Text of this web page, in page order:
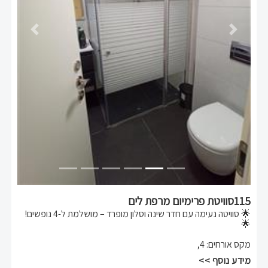
Previous Next
115סוויטת פרימיום מרפת לים
🌟 סוויטה נעימה עם חדר שינה וסלון מופרד – מושלמת ל-4 נופשים!
🌟
🛏 מיטה זוגית נוחה בחדר השינה + ספה נפתחת בסלון לאירוח נוח
ונעים
🍽 מאובזרת בכל מה שצריך:
מקס אורחים:
4
,
מידע נוסף >>